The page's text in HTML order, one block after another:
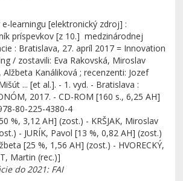
learningu [elektronický zdroj] :
príspevkov [z 10.] medzinárodnej
: Bratislava, 27. apríl 2017 = Innovation
/ zostavili: Eva Rakovská, Miroslav
Alžbeta Kanáliková ; recenzenti: Jozef
... [et al.]. - 1. vyd. - Bratislava :
2017. - CD-ROM [160 s., 6,25 AH]
80-225-4380-4
%, 3,12 AH] (zost.) - KRŠJAK, Miroslav
- JURÍK, Pavol [13 %, 0,82 AH] (zost.)
[25 %, 1,56 AH] (zost.) - HVORECKÝ,
Martin (rec.)]
do 2021: FAI